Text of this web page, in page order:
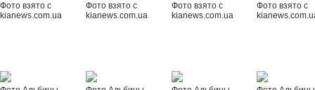
Фото взято с
kianews.com.ua
Фото взято с
kianews.com.ua
Фото взято с
kianews.com.ua
Фото взято с